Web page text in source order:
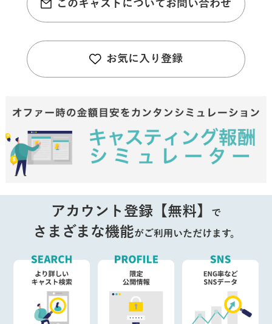
このキャストについてお問い合わせ
お気に入り登録
アカウント登録【無料】 で
さまざまな機能がご利用いただけます。